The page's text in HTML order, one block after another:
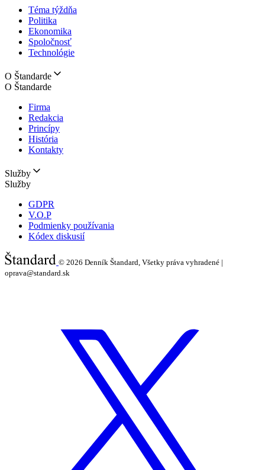
Téma týždňa
Politika
Ekonomika
Spoločnosť
Technológie
O Štandarde
O Štandarde
Firma
Redakcia
Princípy
História
Kontakty
Služby
Služby
GDPR
V.O.P
Podmienky používania
Kódex diskusií
© 2026 Denník Štandard, Všetky práva vyhradené |
oprava@standard.sk